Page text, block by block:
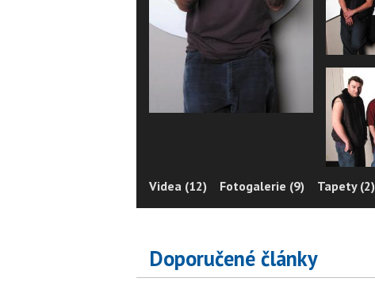
Videa (12) Fotogalerie (9) Tapety (2)
Doporučené články